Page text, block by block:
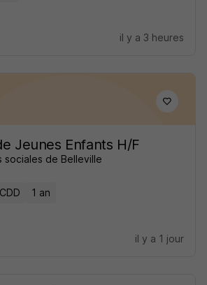
il y a 3 heures
Jeunes Enfants H/F
sociales de Belleville
CDD 1 an
il y a 1 jour